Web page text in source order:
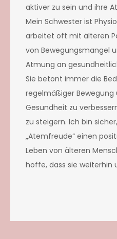
aktiver zu sein und ihre
Mein Schwester ist
arbeitet oft mit älteren
von Bewegungsmangel
Atmung an
Sie betont immer die
regelmäßiger
Gesundheit zu
zu steigern. Ich bin
„Atemfreude“ einen
Leben von älteren
hoffe, dass sie weiterhin